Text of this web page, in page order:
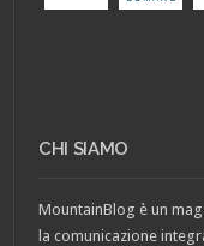
CHI SIAMO
MountainBlog è un
la comunicazione